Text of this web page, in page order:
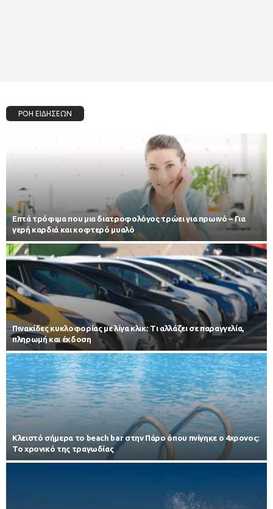
ΡΟΗ ΕΙΔΗΣΕΩΝ
Επτά τρόφιμα που μια διατροφολόγος τρώει για πρωινό – Για
γερή καρδιά και κοφτερό μυαλό
Πινακίδες κυκλοφορίας με λίγα κλικ: Τι αλλάζει σε παραγγελία,
πληρωμή και έκδοση
Κλειστό σήμερα το beach bar στην Πάρο όπου πνίγηκε ο 4χρονος:
Το χρονικό της τραγωδίας